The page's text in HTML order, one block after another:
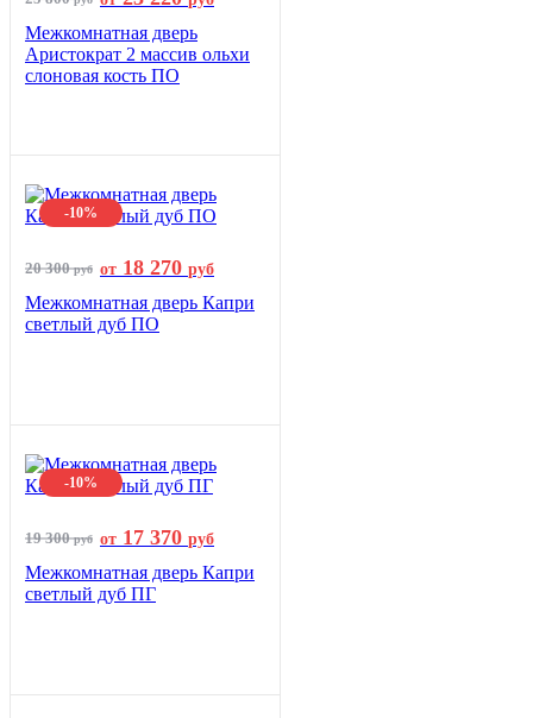
Межкомнатная дверь
Аристократ 2 массив ольхи
слоновая кость ПО
-10%
20 300руб от 18 270 руб
Межкомнатная дверь Капри
светлый дуб ПО
-10%
19 300руб от 17 370 руб
Межкомнатная дверь Капри
светлый дуб ПГ